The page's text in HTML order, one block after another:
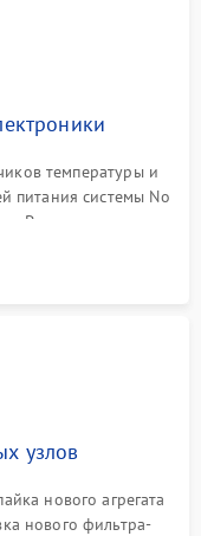
температуры и
питания системы No
Ремонт или замена
узлов
нового агрегата
нового фильтра-